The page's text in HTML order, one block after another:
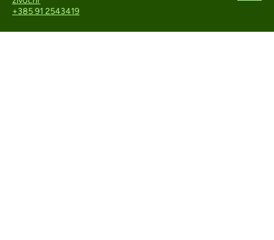
+385 91 2543419